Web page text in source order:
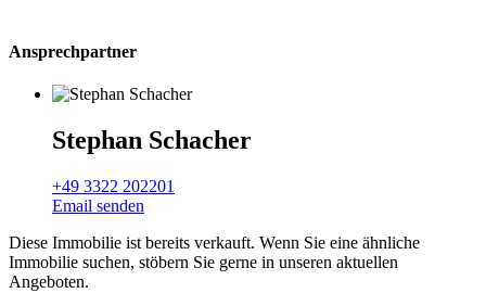
Ansprechpartner
Stephan Schacher
+49 3322 202201
Email senden
Diese Immobilie ist bereits verkauft. Wenn Sie eine ähnliche
Immobilie suchen, stöbern Sie gerne in unseren aktuellen
Angeboten.